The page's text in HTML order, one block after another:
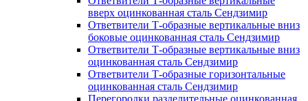
вверх оцинкованная сталь Сендзимир
Ответвители Т-образные вертикальные вниз
боковые оцинкованная сталь Сендзимир
Ответвители Т-образные вертикальные вниз
оцинкованная сталь Сендзимир
Ответвители Т-образные горизонтальные
оцинкованная сталь Сендзимир
Перегородки разделительные оцинкованная